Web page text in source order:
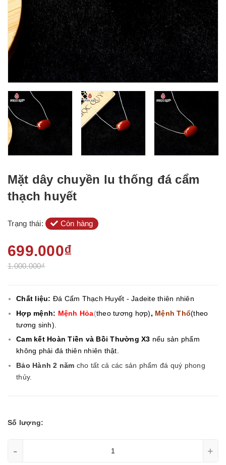
Mặt dây chuyền lu thống đá cẩm
thạch huyết
Trạng thái: Còn hàng
699.000₫
1.000.000₫
Chất liệu: Đá Cẩm Thạch Huyết - Jadeite thiên nhiên
Hợp mệnh: Mệnh Hỏa(theo tương hợp), Mệnh Thổ(theo
tương sinh).
Cam kết Hoàn Tiền và Bồi Thường X3 nếu sản phẩm
không phải đá thiên nhiên thật.
Bảo Hành 2 năm cho tất cả các sản phẩm đá quý phong
thủy.
Số lượng:
- +